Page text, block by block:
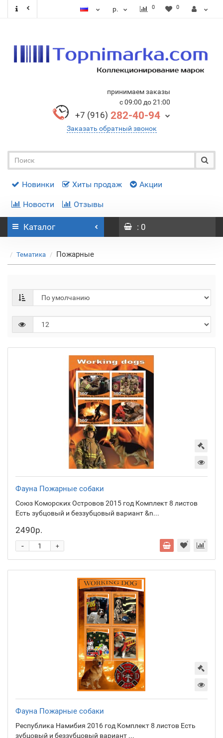
р. 0 0
принимаем заказы
с 09:00 до 21:00
+7 (916) 282-40-94
Заказать обратный звонок
Новинки Хиты продаж Акции
Новости Отзывы
Каталог : 0
Тематика Пожарные
Фауна Пожарные собаки
Союз Коморских Островов 2015 год Комплект 8 листов
Есть зубцовый и беззубцовый вариант &n...
2490р.
+
-
Фауна Пожарные собаки
Республика Намибия 2016 год Комплект 8 листов Есть
зубцовый и беззубцовый вариант ...